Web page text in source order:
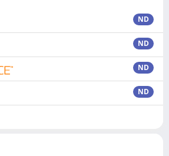
ND
ND
ND
ND